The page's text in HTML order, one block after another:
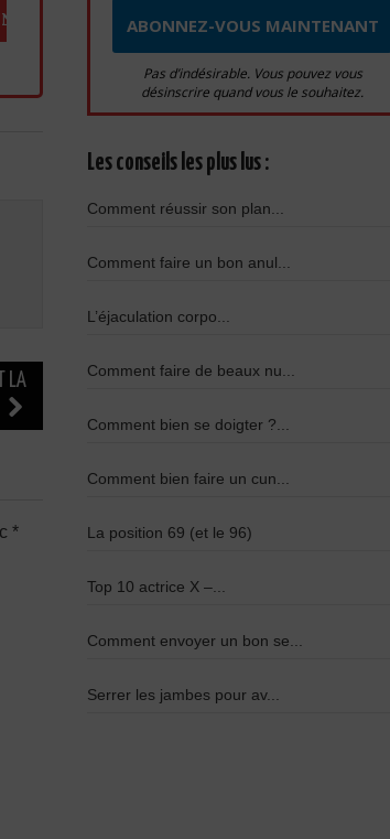
LA
*
Pas d’indésirable. Vous pouvez vous
désinscrire quand vous le souhaitez.
Les conseils les plus lus :
Comment réussir son plan...
Comment faire un bon anul...
L’éjaculation corpo...
Comment faire de beaux nu...
Comment bien se doigter ?...
Comment bien faire un cun...
La position 69 (et le 96)
Top 10 actrice X –...
Comment envoyer un bon se...
Serrer les jambes pour av...